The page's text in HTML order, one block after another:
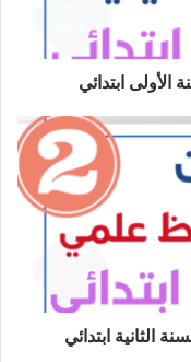
الأولى ابتدائي
الثانية ابتدائي